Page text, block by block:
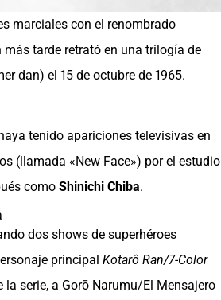
marciales con el renombrado
más tarde retrató en una trilogía de
dan) el 15 de octubre de 1965.
tenido apariciones televisivas en
(llamada «New Face») por el estudio
como Shinichi Chiba.
dos shows de superhéroes
principal Kotarô Ran/7-Color
serie, a Gorō Narumu/El Mensajero